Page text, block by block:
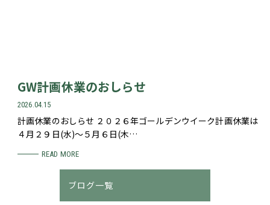
GW計画休業のおしらせ
2026.04.15
計画休業のおしらせ ２０２６年ゴールデンウイーク計画休業は
４月２９日(水)～５月６日(木…
READ MORE
ブログ一覧